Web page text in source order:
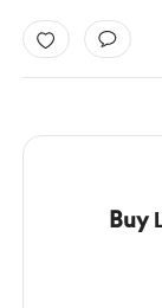
Buy